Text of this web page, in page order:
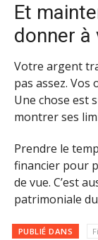
Et
donner à
Votre argent
pas assez.
Une chose est
montrer ses
Prendre le
financier pour
de vue. C’est
patrimoniale
PUBLIÉ DANS